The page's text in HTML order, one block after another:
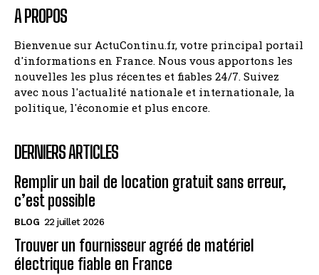
A PROPOS
Bienvenue sur ActuContinu.fr, votre principal portail
d'informations en France. Nous vous apportons les
nouvelles les plus récentes et fiables 24/7. Suivez
avec nous l'actualité nationale et internationale, la
politique, l'économie et plus encore.
DERNIERS ARTICLES
Remplir un bail de location gratuit sans erreur,
c’est possible
BLOG 22 juillet 2026
Trouver un fournisseur agréé de matériel
électrique fiable en France